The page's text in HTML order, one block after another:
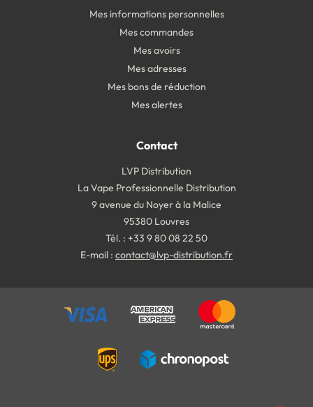
Mes informations personnelles
Mes commandes
Mes avoirs
Mes adresses
Mes bons de réduction
Mes alertes
Contact
LVP Distribution
La Vape Professionnelle Distribution
9 avenue du Noyer à la Malice
95380 Louvres
Tél. : +33 9 80 08 22 50
E-mail : contact@lvp-distribution.fr